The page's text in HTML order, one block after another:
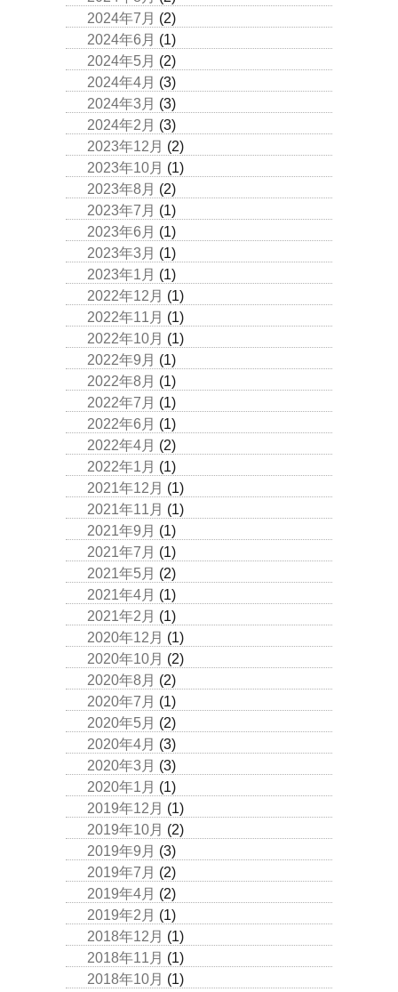
2024年7月 (2)
2024年6月 (1)
2024年5月 (2)
2024年4月 (3)
2024年3月 (3)
2024年2月 (3)
2023年12月 (2)
2023年10月 (1)
2023年8月 (2)
2023年7月 (1)
2023年6月 (1)
2023年3月 (1)
2023年1月 (1)
2022年12月 (1)
2022年11月 (1)
2022年10月 (1)
2022年9月 (1)
2022年8月 (1)
2022年7月 (1)
2022年6月 (1)
2022年4月 (2)
2022年1月 (1)
2021年12月 (1)
2021年11月 (1)
2021年9月 (1)
2021年7月 (1)
2021年5月 (2)
2021年4月 (1)
2021年2月 (1)
2020年12月 (1)
2020年10月 (2)
2020年8月 (2)
2020年7月 (1)
2020年5月 (2)
2020年4月 (3)
2020年3月 (3)
2020年1月 (1)
2019年12月 (1)
2019年10月 (2)
2019年9月 (3)
2019年7月 (2)
2019年4月 (2)
2019年2月 (1)
2018年12月 (1)
2018年11月 (1)
2018年10月 (1)